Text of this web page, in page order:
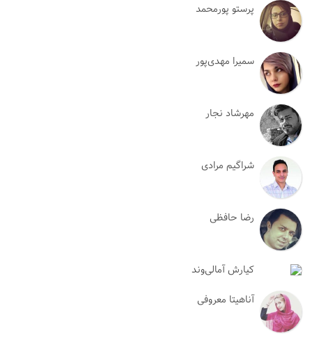
پرستو پورمحمد
سمیرا مهدی‌پور
مهرشاد نجار
شراگیم مرادی
رضا حافظی
کیارش آمالی‌وند
آناهیتا معروفی